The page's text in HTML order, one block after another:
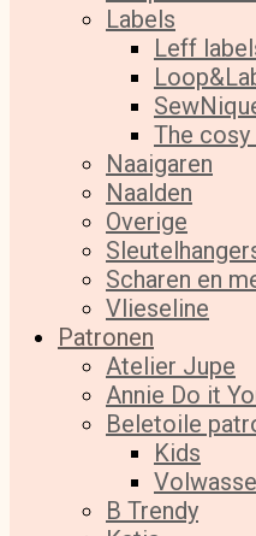
Labels
Leff
The cosy
Naaigaren
Naalden
Overige
Scharen en
Vlieseline
Patronen
Atelier Jupe
Annie Do it
Beletoile
Kids
B Trendy